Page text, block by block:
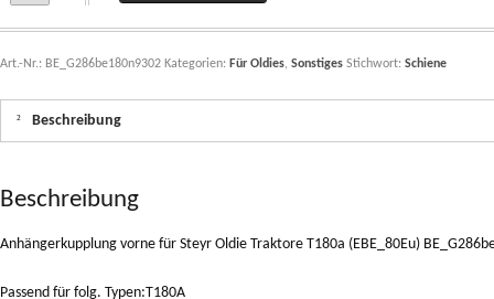
Art.-Nr.: BE_G286be180n9302 Kategorien: Für Oldies, Sonstiges Stichwort: Schiene
Beschreibung
Beschreibung
Anhängerkupplung vorne für Steyr Oldie Traktore T180a (EBE_80Eu)
Passend für folg. Typen:T180A